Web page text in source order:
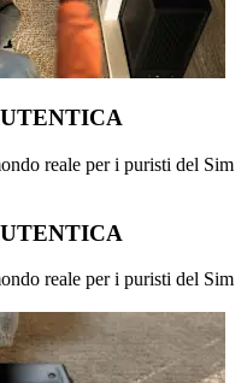
reale per i puristi del Sim
reale per i puristi del Sim